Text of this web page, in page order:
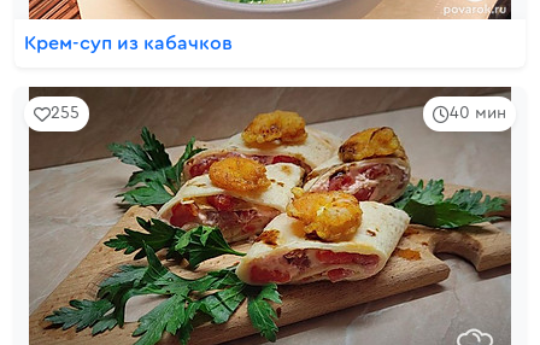
Крем-суп из кабачков
40 мин
255